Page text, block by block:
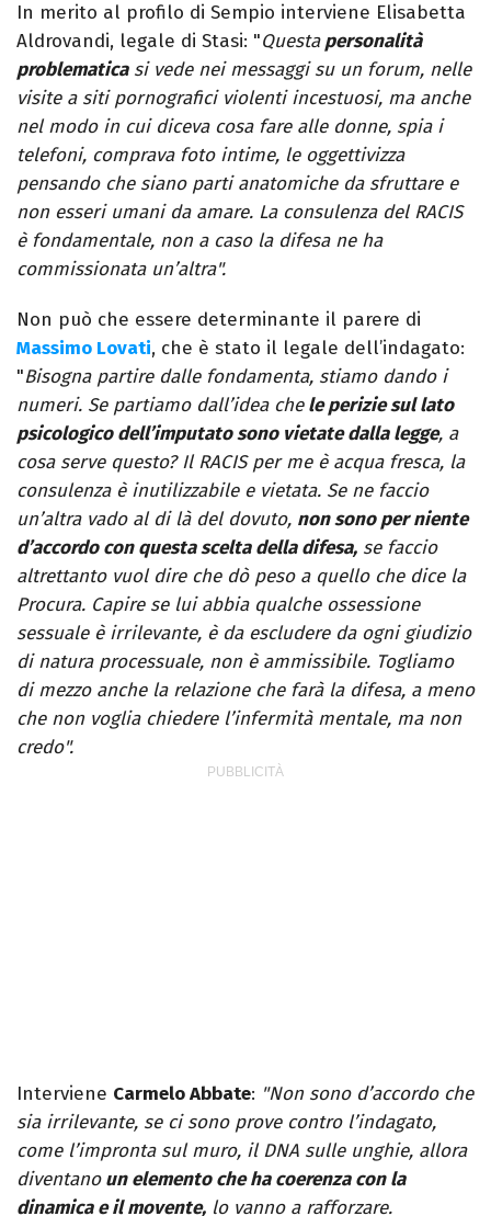
In merito al profilo di Sempio interviene Elisabetta
Aldrovandi, legale di Stasi: "Questapersonalità
problematicasi vede nei messaggi su un forum, nelle
visite a siti pornografici violenti incestuosi, ma anche
nel modo in cui diceva cosa fare alle donne, spia i
telefoni, comprava foto intime, le oggettivizza
pensando che siano parti anatomiche da sfruttare e
non esseri umani da amare. La consulenza del RACIS
è fondamentale, non a caso la difesa ne ha
commissionata un’altra".
Non può che essere determinante il parere di
Massimo Lovati, che è stato il legale dell’indagato:
"Bisogna partire dalle fondamenta, stiamo dando i
numeri. Se partiamo dall’idea chele perizie sul lato
psicologico dell’imputato sono vietate dalla legge, a
cosa serve questo? Il RACIS per me è acqua fresca, la
consulenza è inutilizzabile e vietata. Se ne faccio
un’altra vado al di là del dovuto, non sono per niente
d’accordo con questa scelta della difesa, se faccio
altrettanto vuol dire che dò peso a quello che dice la
Procura. Capire se lui abbia qualche ossessione
sessuale è irrilevante, è da escludere da ogni giudizio
di natura processuale, non è ammissibile. Togliamo
di mezzo anche la relazione che farà la difesa, a meno
che non voglia chiedere l’infermità mentale, ma non
credo".
Interviene Carmelo Abbate: "Non sono d’accordo che
sia irrilevante, se ci sono prove contro l’indagato,
come l’impronta sul muro, il DNA sulle unghie, allora
diventanoun elemento che ha coerenza con la
dinamica e il movente, lo vanno a rafforzare.